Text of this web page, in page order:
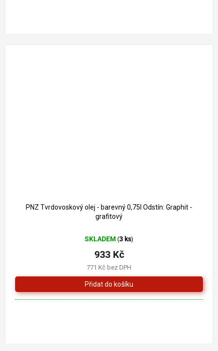
PNZ Tvrdovoskový olej - barevný 0,75l Odstín: Graphit -
grafitový
SKLADEM (3 ks)
771 Kč bez DPH
933 Kč